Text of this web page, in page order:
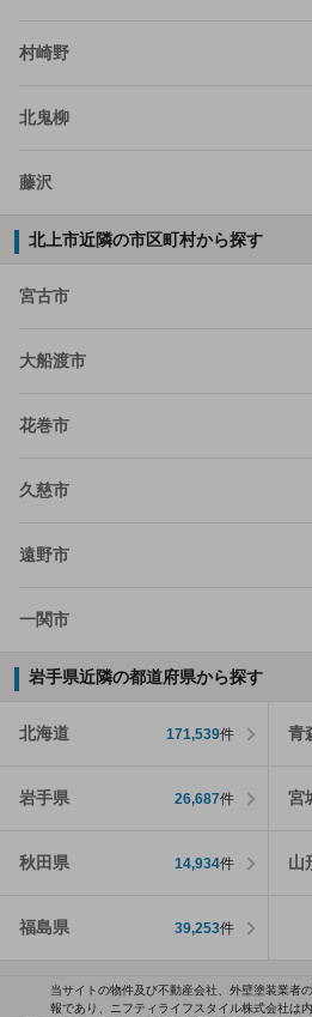
村崎野
北鬼柳
藤沢
北上市近隣の市区町村から探す
宮古市
大船渡市
花巻市
久慈市
遠野市
一関市
岩手県近隣の都道府県から探す
北海道 171,539件 青
岩手県 26,687件 宮
秋田県 14,934件 山
福島県 39,253件
当サイトの物件及び不動産会社、外壁塗装業者
報であり、ニフティライフスタイル株式会社は